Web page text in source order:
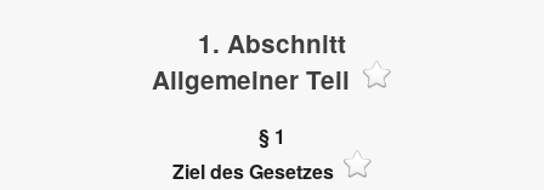
1. Abschnitt
Allgemeiner Teil
§ 1
Ziel des Gesetzes